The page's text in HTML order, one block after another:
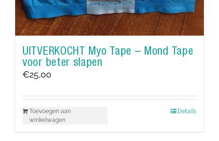
UITVERKOCHT Myo Tape – Mond Tape
voor beter slapen
€25,00
Toevoegen aan
winkelwagen
Details